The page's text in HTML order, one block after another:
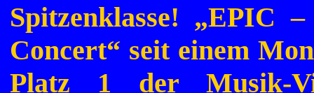
Spitzenklasse! „EPIC
Concert“ seit einem
Platz 1 der Musik-